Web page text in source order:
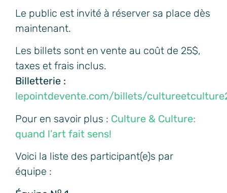
Le public est invité à réserver sa place dès
maintenant.
Les billets sont en vente au coût de 25$,
taxes et frais inclus.
Billetterie :
lepointdevente.com/billets/
Pour en savoir plus : Culture & Culture:
quand l’art fait sens!
Voici la liste des participant(e)s par
équipe :
o